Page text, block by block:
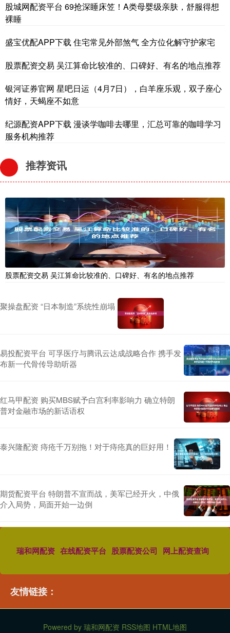
股城网配资平台 69抢深睡床笠！A类母婴级亲肤，舒服得想
裸睡
盛宝优配APP下载 住宅常见外部煞气 全方位化解守护家宅
股票配资交易 吴江算命比较准的、口碑好、有名的地点推荐
银河证券官网 星吧日运（4月7日），白羊座乐观，双子座心
情好，天蝎座不如意
纪源配资APP下载 漫谈学咖啡去哪里，汇总可靠的咖啡学习
服务机构推荐
推荐资讯
股票配资交易 吴江算命比较准的、口碑好、有名的地点推荐
聚操盘配资 “日本制造”系统性崩塌
易投配资平台 可孚医疗与腾讯云达成战略合作 携手发
布新一代骨传导助听器
红马甲配资 购买MBS赋予白宫利率影响力 确立特朗
普对金融市场的新话语权
泰兴隆配资 痔疮千万别拖！对于痔疮真的巨好用！
期货配资平台 特朗普不宣而战，美军已经开火，中俄
介入局势，局面开始一边倒
瑞和网配资 在线配资平台 股票配资公司 网上配资查询
友情链接：
Powered by 瑞和网配资 RSS地图 HTML地图